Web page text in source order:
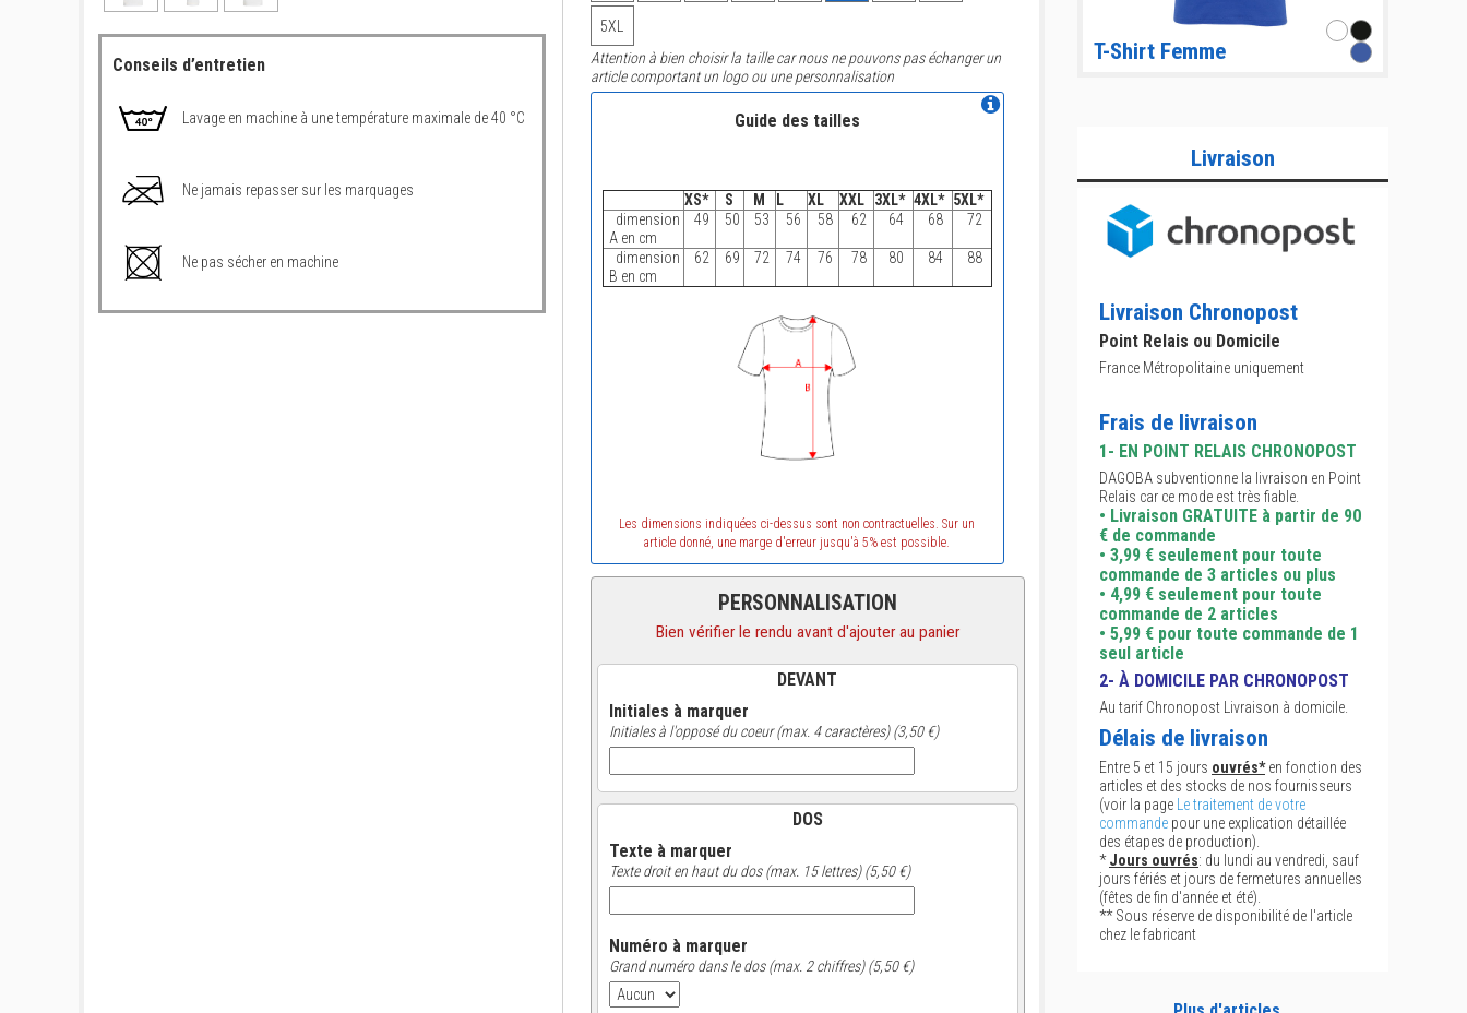
Conseils d’entretien
Lavage en machine à une température maximale de 40 °C
Ne jamais repasser sur les marquages
Ne pas sécher en machine
5XL
Attention à bien choisir la taille car nous ne pouvons pas échanger un
article comportant un logo ou une personnalisation
Guide des tailles
XS* S M L XL XXL 3XL* 4XL* 5XL*
dimension
A en cm
49 50 53 56 58 62 64 68 72
dimension
B en cm
62 69 72 74 76 78 80 84 88
Les dimensions indiquées ci-dessus sont non contractuelles. Sur un
article donné, une marge d'erreur jusqu'à 5% est possible.
PERSONNALISATION
Bien vérifier le rendu avant d'ajouter au panier
DEVANT
Initiales à marquer
Initiales à l'opposé du coeur (max. 4 caractères) (3,50 €)
DOS
Texte à marquer
Texte droit en haut du dos (max. 15 lettres) (5,50 €)
Numéro à marquer
Grand numéro dans le dos (max. 2 chiffres) (5,50 €)
T-Shirt Femme
Livraison
Livraison Chronopost
Point Relais ou Domicile
France Métropolitaine uniquement
Frais de livraison
1- EN POINT RELAIS CHRONOPOST
DAGOBA subventionne la livraison en Point
Relais car ce mode est très fiable.
• Livraison GRATUITE à partir de 90
€ de commande
• 3,99 € seulement pour toute
commande de 3 articles ou plus
• 4,99 € seulement pour toute
commande de 2 articles
• 5,99 € pour toute commande de 1
seul article
2- À DOMICILE PAR CHRONOPOST
Au tarif Chronopost Livraison à domicile.
Délais de livraison
Entre 5 et 15 jours ouvrés*en fonction des
articles et des stocks de nos fournisseurs
(voir la page
Le traitement de votre
commande pour une explication détaillée
des étapes de production).
*Jours ouvrés: du lundi au vendredi, sauf
jours fériés et jours de fermetures annuelles
(fêtes de fin d'année et été).
** Sous réserve de disponibilité de l'article
chez le fabricant